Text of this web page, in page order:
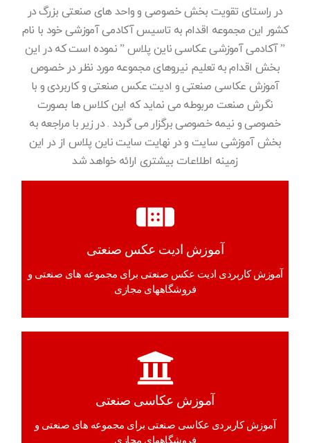
در راستای تقویت بخش خصوصی و واحد های صنعتی بزرگ در
کشور این مجموعه اقدام به تاسیس آکادمی آموزشی خود با نام
” آکادمی آموزشی عکاسی ناین پلاس ” نموده است که در این
بخش اقدام به تعلیم نیروهای مجموعه مورد نظر در خصوص
آموزش عکاسی صنعتی و ادیت عکس صنعتی و کاربردی و با
نگرش صنعت مربوطه می نماید که این کلاس ها بصورت
خصوصی و نیمه خصوصی برگزار می گردد . در زیر با مراجعه به
بخش آموزشی سایت و در نهایت سایت ناین پلاس از در این
زمینه اطلاعات بیشتری ارائه خواهد شد
آموزش ادیت عکس صنعتی
آموزش کاربردی ادیت عکس صنعتی برای مجموعه های صنعتی و
فروشگاههای مجازی
آموزش عکاسی صنعتی
آموزش کاربردی عکاسی صنعتی برای مجموعه های صنعتی و
فروشگاههای مجازی